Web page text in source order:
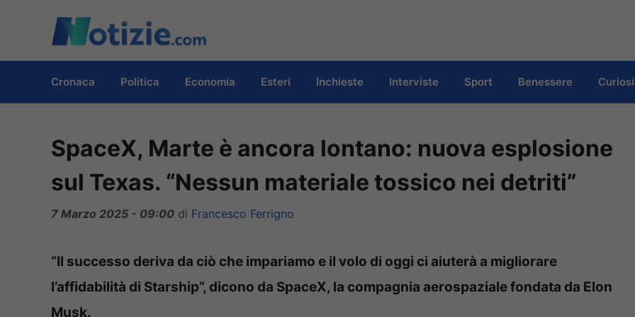
contenuto
Cronaca Politica Economia Esteri Inchieste Interviste Sport Benessere
SpaceX, Marte è ancora lontano: nuova esplosione
sul Texas. “Nessun materiale tossico nei detriti”
7 Marzo 2025 - 09:00 di Francesco Ferrigno
“Il successo deriva da ciò che impariamo e il volo di oggi ci aiuterà a migliorare
l’affidabilità di Starship”, dicono da SpaceX, la compagnia aerospaziale fondata da Elon
Musk.